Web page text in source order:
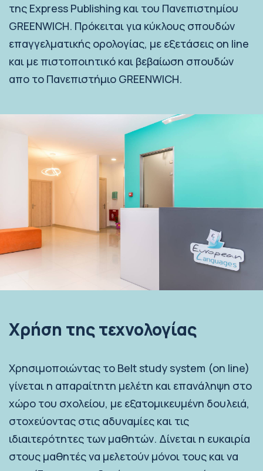
της Εxpress Publishing και του Πανεπιστημίου
GREENWICH. Πρόκειται για κύκλους σπουδών
επαγγελματικής ορολογίας, με εξετάσεις on line
και με πιστοποιητικό και βεβαίωση σπουδών
απο το Πανεπιστήμιο GREENWICH.
Χρήση της τεχνολογίας
Χρησιμοποιώντας το Belt study system (on line)
γίνεται η απαραίτητη μελέτη και επανάληψη στο
χώρο του σχολείου, με εξατομικευμένη δουλειά,
στοχεύοντας στις αδυναμίες και τις
ιδιαιτερότητες των μαθητών. Δίνεται η ευκαιρία
στους μαθητές να μελετούν μόνοι τους και να